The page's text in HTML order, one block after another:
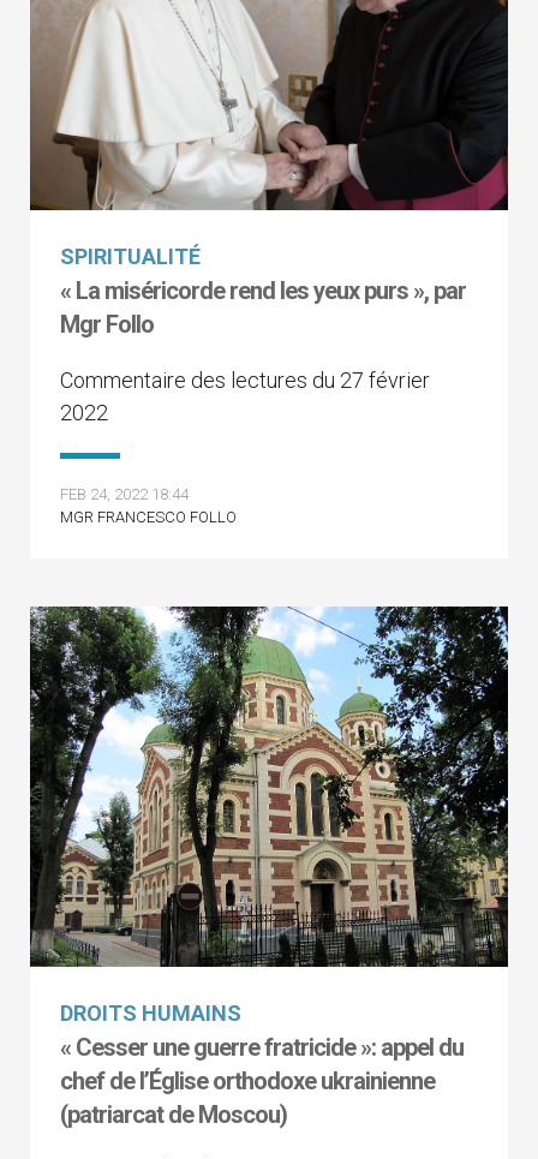
SPIRITUALITÉ
« La miséricorde rend les yeux purs », par
Mgr Follo
Commentaire des lectures du 27 février
2022
FEB 24, 2022 18:44
MGR FRANCESCO FOLLO
DROITS HUMAINS
« Cesser une guerre fratricide »: appel du
chef de l’Église orthodoxe ukrainienne
(patriarcat de Moscou)